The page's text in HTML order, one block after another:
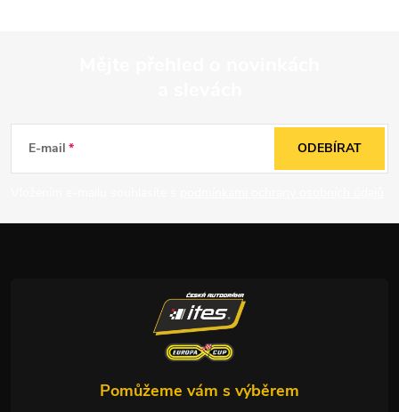
a
E-mail ODEBÍRAT